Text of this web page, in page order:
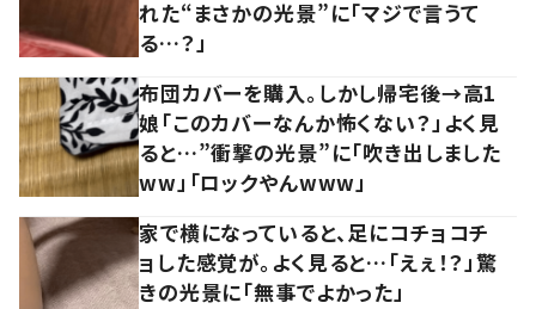
れた“まさかの光景”に「マジで言うて
る…？」
布団カバーを購入。しかし帰宅後→高1
娘「このカバーなんか怖くない？」よく見
ると…”衝撃の光景”に「吹き出しました
ww」「ロックやんwww」
家で横になっていると、足にコチョコチ
ョした感覚が。よく見ると…「えぇ！？」驚
きの光景に「無事でよかった」